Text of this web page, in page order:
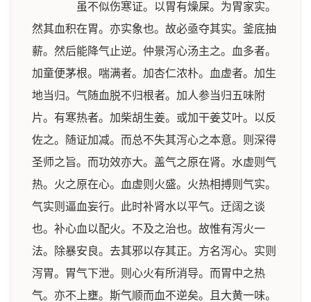
虽不似伤寒证。以胃有燥屎。为胃家实。
然其血积在胃。亦实象也。故必亟夺其实。釜底抽
薪。然后能降气止逆。仲景泻心汤主之。血多者。
加童便茅根。喘满者。加杏仁浓朴。血虚者。加生
地当归。气随血脱不归根者。加人参当归五味附
片。有寒热者。加柴胡生姜。或加干姜艾叶。以反
佐之。随证加减。而总不失其泻心之本意。则深得
圣师之旨。而功效亦大。盖气之原在肾。水虚则气
热。火之原在心。血虚则火盛。火热相搏则气实。
气实则逼血妄行。此时补肾水以平气。迂阔之谈
也。补心血以配火。不及之治也。故惟有泻火一
法。除暴安良。去其邪以存其正。方名泻心。实则
泻胃。胃气下泄。则心火有所消导。而胃中之热
气。亦不上壅。斯气顺而血不逆矣。且大黄一味。